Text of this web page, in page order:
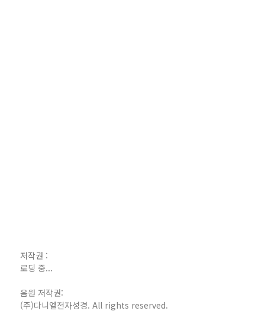
저작권 :
로딩 중...
음원 저작권:
(주)다니엘전자성경. All rights reserved.